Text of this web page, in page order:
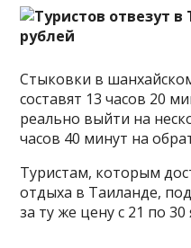
Стыковки в
составят 13 часов 20
реально выйти на
часов 40 минут на
Туристам, которым
отдыха в Таиланде,
за ту же цену с 21 по 30